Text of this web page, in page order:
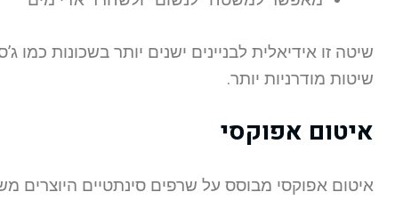
שיטה זו אידיאלית לבניינים ישנים יותר בשכונות כמו
שיטות מודרניות יותר.
איטום אפוקסי
איטום אפוקסי מבוסס על שרפים סינתטיים היוצרים